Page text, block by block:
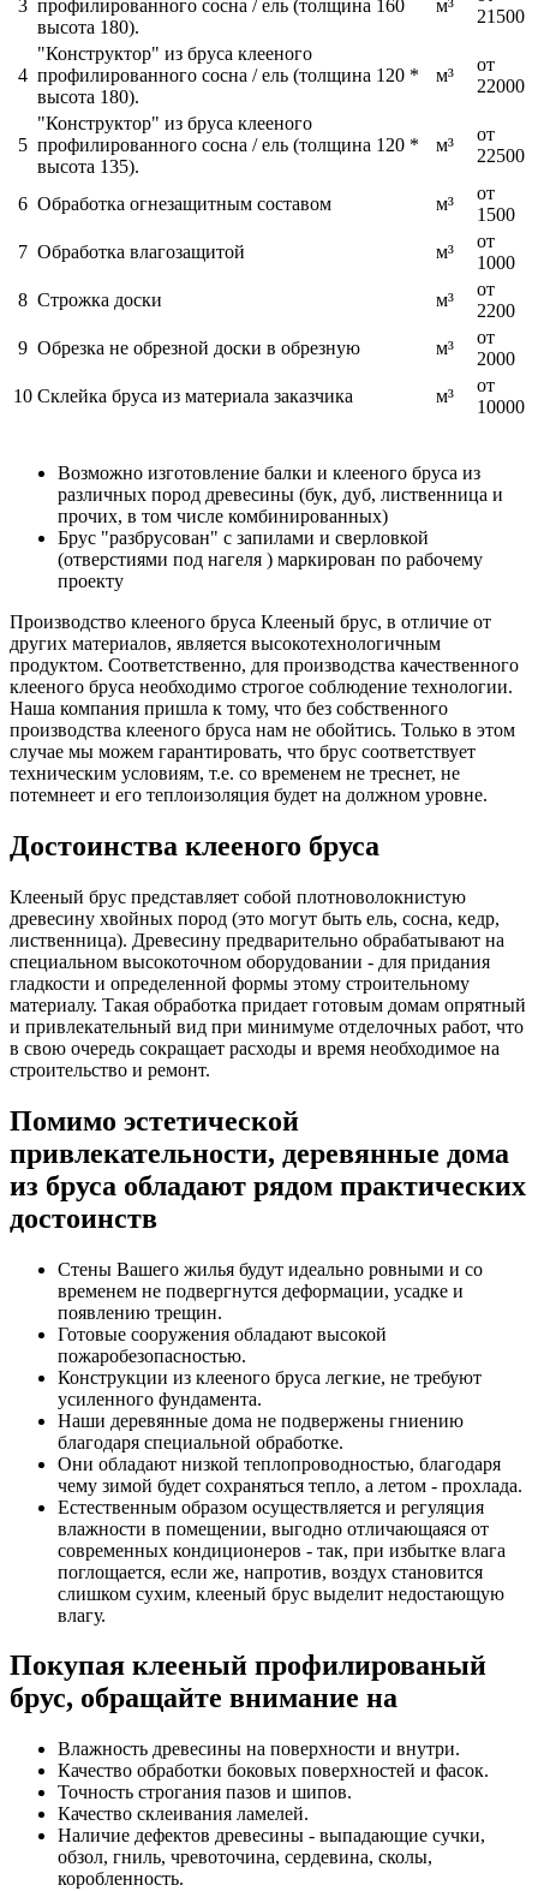
3 профилированного сосна / ель (толщина 160
высота 180).
м³
21500
4
"Конструктор" из бруса клееного
профилированного сосна / ель (толщина 120 *
высота 180).
м³
от
22000
5
"Конструктор" из бруса клееного
профилированного сосна / ель (толщина 120 *
высота 135).
м³
от
22500
6 Обработка огнезащитным составом м³
от
1500
7 Обработка влагозащитой м³
от
1000
8 Строжка доски м³
от
2200
9 Обрезка не обрезной доски в обрезную м³
от
2000
10 Склейка бруса из материала заказчика м³
от
10000
Возможно изготовление балки и клееного бруса из
различных пород древесины (бук, дуб, лиственница и
прочих, в том числе комбинированных)
Брус "разбрусован" с запилами и сверловкой
(отверстиями под нагеля ) маркирован по рабочему
проекту
Производство клееного бруса Клееный брус, в отличие от
других материалов, является высокотехнологичным
продуктом. Соответственно, для производства качественного
клееного бруса необходимо строгое соблюдение технологии.
Наша компания пришла к тому, что без собственного
производства клееного бруса нам не обойтись. Только в этом
случае мы можем гарантировать, что брус соответствует
техническим условиям, т.е. со временем не треснет, не
потемнеет и его теплоизоляция будет на должном уровне.
Достоинства клееного бруса
Клееный брус представляет собой плотноволокнистую
древесину хвойных пород (это могут быть ель, сосна, кедр,
лиственница). Древесину предварительно обрабатывают на
специальном высокоточном оборудовании - для придания
гладкости и определенной формы этому строительному
материалу. Такая обработка придает готовым домам опрятный
и привлекательный вид при минимуме отделочных работ, что
в свою очередь сокращает расходы и время необходимое на
строительство и ремонт.
Помимо эстетической
привлекательности, деревянные дома
из бруса обладают рядом практических
достоинств
Стены Вашего жилья будут идеально ровными и со
временем не подвергнутся деформации, усадке и
появлению трещин.
Готовые сооружения обладают высокой
пожаробезопасностью.
Конструкции из клееного бруса легкие, не требуют
усиленного фундамента.
Наши деревянные дома не подвержены гниению
благодаря специальной обработке.
Они обладают низкой теплопроводностью, благодаря
чему зимой будет сохраняться тепло, а летом - прохлада.
Естественным образом осуществляется и регуляция
влажности в помещении, выгодно отличающаяся от
современных кондиционеров - так, при избытке влага
поглощается, если же, напротив, воздух становится
слишком сухим, клееный брус выделит недостающую
влагу.
Покупая клееный профилированый
брус, обращайте внимание на
Влажность древесины на поверхности и внутри.
Качество обработки боковых поверхностей и фасок.
Точность строгания пазов и шипов.
Качество склеивания ламелей.
Наличие дефектов древесины - выпадающие сучки,
обзол, гниль, чревоточина, сердевина, сколы,
коробленность.